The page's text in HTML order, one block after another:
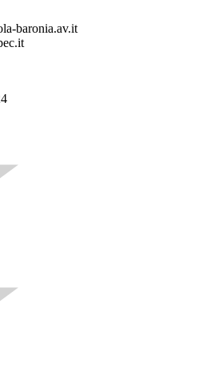
baronia.av.it